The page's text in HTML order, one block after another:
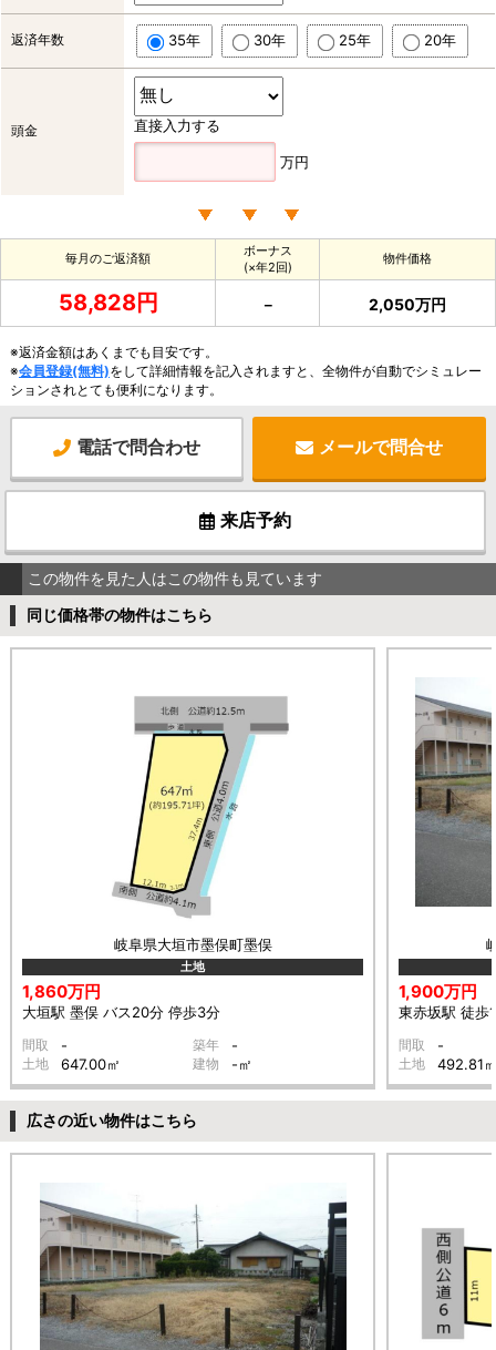
返済年数 35年 30年 25年 20年
頭金 直接入力する
万円
毎月のご返済額
ボーナス
(×年2回)
物件価格
58,828円 － 2,050万円
※返済金額はあくまでも目安です。
※会員登録(無料)をして詳細情報を記入されますと、全物件が自動でシミュレー
ションされとても便利になります。
電話で問合わせ メールで問合せ
来店予約
この物件を見た人はこの物件も見ています
同じ価格帯の物件はこちら
岐阜県大垣市墨俣町墨俣
土地
1,860万円
大垣駅 墨俣 バス20分 停歩3分
間取 - 築年 -
土地 647.00㎡ 建物 -㎡
1,900万円
東赤坂駅 徒歩
間取 -
土地 492.81
広さの近い物件はこちら